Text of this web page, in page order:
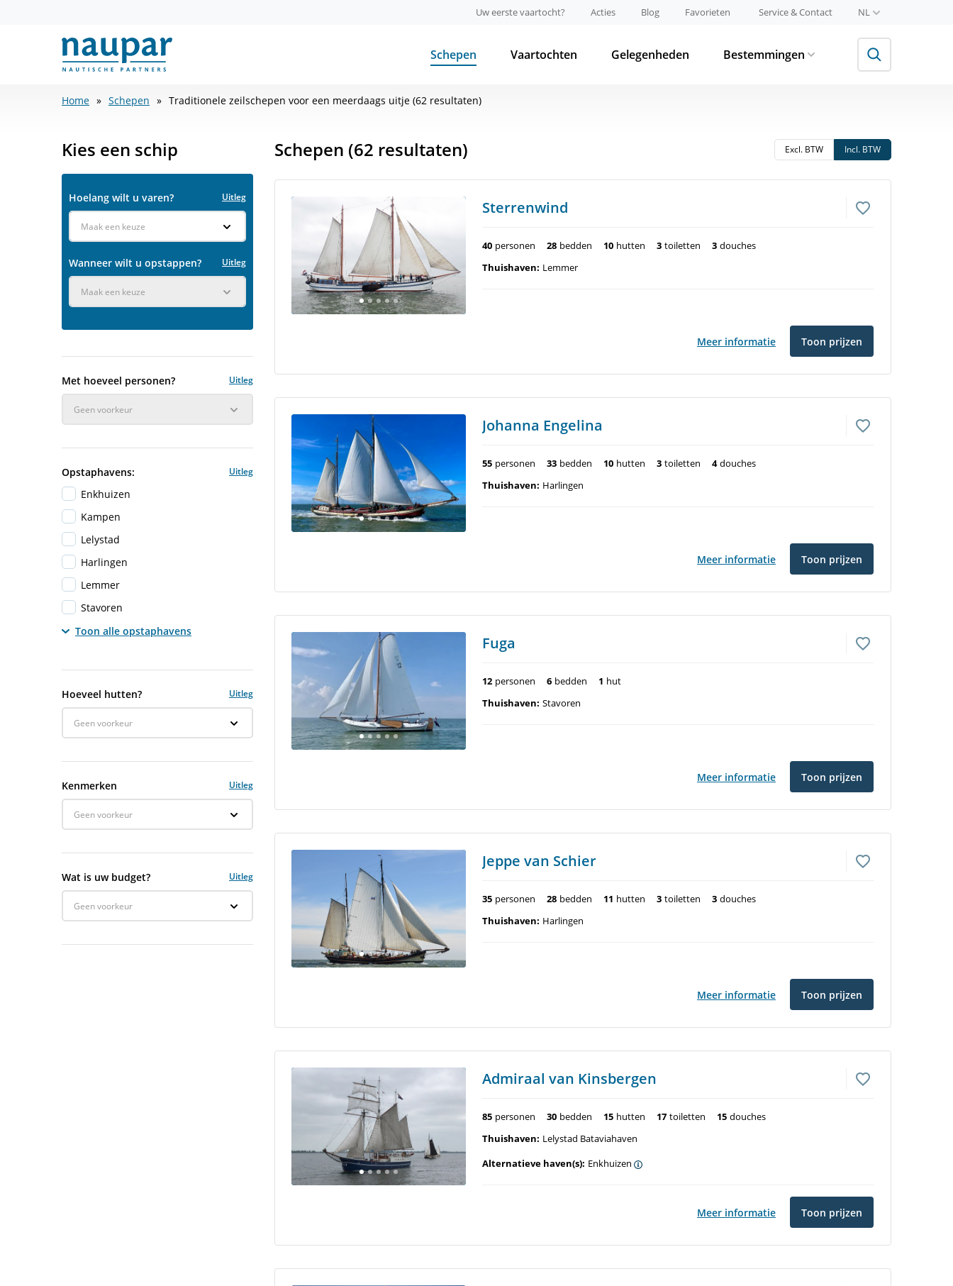
Uw eerste vaartocht? Acties Blog Favorieten Service & Contact NL
Schepen Vaartochten Gelegenheden Bestemmingen
Home Schepen Traditionele zeilschepen voor een meerdaags uitje (62 resultaten)
Kies een schip
Hoelang wilt u varen? Uitleg
Maak een keuze
Wanneer wilt u opstappen? Uitleg
Maak een keuze
Met hoeveel personen? Uitleg
Geen voorkeur
Opstaphavens: Uitleg
Enkhuizen
Kampen
Lelystad
Harlingen
Lemmer
Stavoren
Toon alle opstaphavens
Hoeveel hutten? Uitleg
Geen voorkeur
Kenmerken Uitleg
Geen voorkeur
Wat is uw budget? Uitleg
Geen voorkeur
Schepen (62 resultaten) Excl. BTW Incl. BTW
Sterrenwind
40 personen 28 bedden 10 hutten 3 toiletten 3 douches
Thuishaven: Lemmer
Meer informatie Toon prijzen
Johanna Engelina
55 personen 33 bedden 10 hutten 3 toiletten 4 douches
Thuishaven: Harlingen
Meer informatie Toon prijzen
Fuga
12 personen 6 bedden 1 hut
Thuishaven: Stavoren
Meer informatie Toon prijzen
Jeppe van Schier
35 personen 28 bedden 11 hutten 3 toiletten 3 douches
Thuishaven: Harlingen
Meer informatie Toon prijzen
Admiraal van Kinsbergen
85 personen 30 bedden 15 hutten 17 toiletten 15 douches
Thuishaven: Lelystad Bataviahaven
Alternatieve haven(s): Enkhuizen
Meer informatie Toon prijzen